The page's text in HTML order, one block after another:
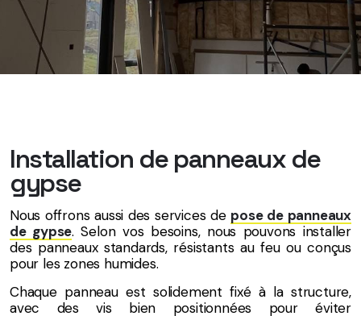
Installation de panneaux de
gypse
Nous offrons aussi des services de pose de panneaux
de gypse. Selon vos besoins, nous pouvons installer
des panneaux standards, résistants au feu ou conçus
pour les zones humides.
Chaque panneau est solidement fixé à la structure,
avec des vis bien positionnées pour éviter